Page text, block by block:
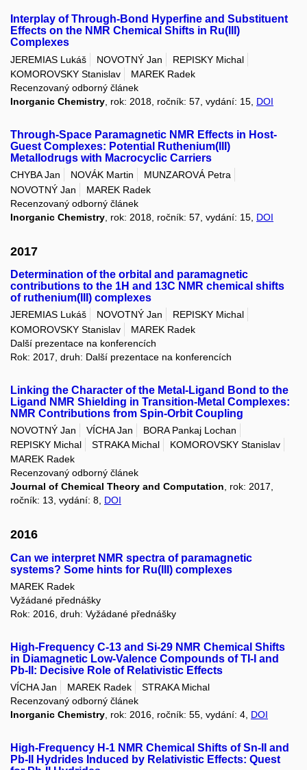
Interplay of Through-Bond Hyperfine and Substituent
Effects on the NMR Chemical Shifts in Ru(III)
Complexes
JEREMIAS Lukáš NOVOTNÝ Jan
REPISKY Michal
KOMOROVSKY Stanislav
MAREK Radek
Recenzovaný odborný článek
Inorganic Chemistry , rok: 2018, ročník: 57, vydání: 15, DOI
Through-Space Paramagnetic NMR Effects in Host-
Guest Complexes: Potential Ruthenium(III)
Metallodrugs with Macrocyclic Carriers
CHYBA Jan NOVÁK Martin
MUNZAROVÁ Petra
NOVOTNÝ Jan
MAREK Radek
Recenzovaný odborný článek
Inorganic Chemistry , rok: 2018, ročník: 57, vydání: 15, DOI
2017
Determination of the orbital and paramagnetic
contributions to the 1H and 13C NMR chemical shifts
of ruthenium(III) complexes
JEREMIAS Lukáš NOVOTNÝ Jan
REPISKY Michal
KOMOROVSKY Stanislav
MAREK Radek
Další prezentace na konferencích
Rok: 2017, druh: Další prezentace na konferencích
Linking the Character of the Metal-Ligand Bond to the
Ligand NMR Shielding in Transition-Metal Complexes:
NMR Contributions from Spin-Orbit Coupling
NOVOTNÝ Jan VÍCHA Jan
BORA Pankaj Lochan
REPISKY Michal
STRAKA Michal
KOMOROVSKY Stanislav
MAREK Radek
Recenzovaný odborný článek
Journal of Chemical Theory and Computation, rok: 2017,
ročník: 13, vydání: 8, DOI
2016
Can we interpret NMR spectra of paramagnetic
systems? Some hints for Ru(III) complexes
MAREK Radek
Vyžádané přednášky
Rok: 2016, druh: Vyžádané přednášky
High-Frequency C-13 and Si-29 NMR Chemical Shifts
in Diamagnetic Low-Valence Compounds of TI-I and
Pb-II: Decisive Role of Relativistic Effects
VÍCHA Jan MAREK Radek
STRAKA Michal
Recenzovaný odborný článek
Inorganic Chemistry, rok: 2016, ročník: 55, vydání: 4, DOI
High-Frequency H-1 NMR Chemical Shifts of Sn-II and
Pb-II Hydrides Induced by Relativistic Effects: Quest